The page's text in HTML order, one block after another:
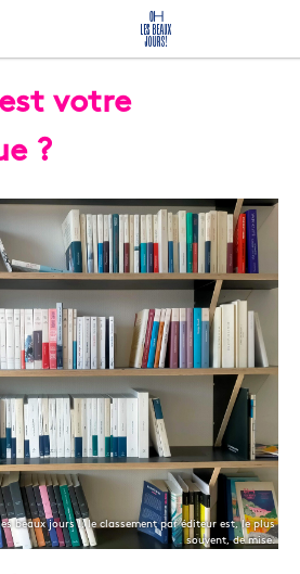
votre
?
beaux jours !, le classement par éditeur est, le plus
souvent, de mise.